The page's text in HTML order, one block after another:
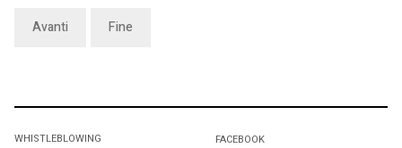
Avanti Fine
WHISTLEBLOWING
FACEBOOK